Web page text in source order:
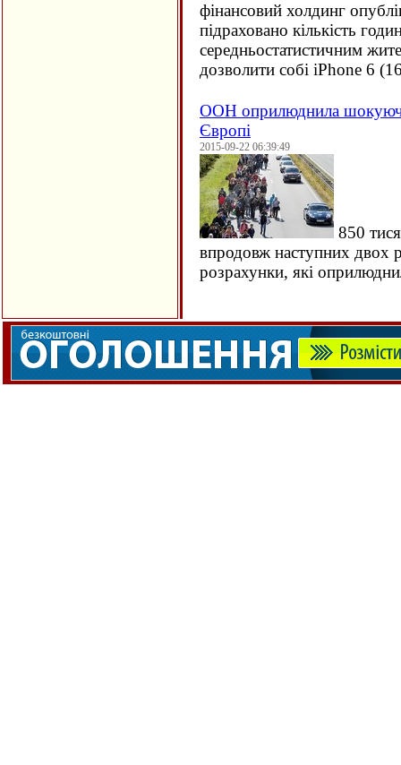
фінансовий холдинг
підраховано кількість
середньостатистичним
дозволити собі iPhone 6 (
ООН оприлюднила
Європі
2015-09-22 06:39:49
850
впродовж наступних двох
розрахунки, які